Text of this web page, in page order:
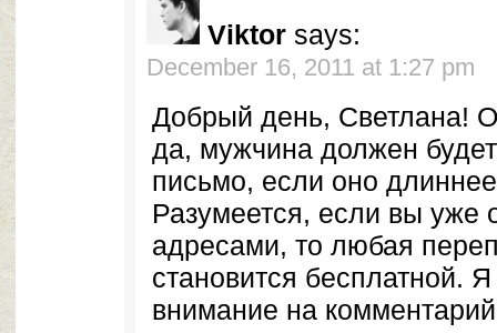
Viktor says:
December 16, 2011 at 1:27 pm
Добрый день, Светлана!
да, мужчина должен
письмо, если оно
Разумеется, если вы уже
адресами, то любая
становится бесплатной.
внимание на